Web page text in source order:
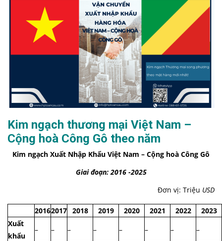
Kim ngạch thương mại Việt Nam –
Cộng hoà Công Gô theo năm
Kim ngạch Xuất Nhập Khẩu Việt Nam – Cộng hoà Công Gô
Giai đoạn: 2016 -2025
Đơn vị: Triệu USD
20162017 2018 2019 2020 2021 2022
2023
Xuất
khẩu
– – – – – – – –